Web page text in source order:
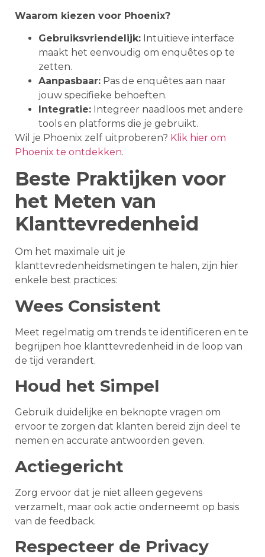
Waarom kiezen voor Phoenix?
Gebruiksvriendelijk: Intuïtieve interface
maakt het eenvoudig om enquêtes op te
zetten.
Aanpasbaar: Pas de enquêtes aan naar
jouw specifieke behoeften.
Integratie: Integreer naadloos met andere
tools en platforms die je gebruikt.
Wil je Phoenix zelf uitproberen? Klik hier om
Phoenix te ontdekken.
Beste Praktijken voor
het Meten van
Klanttevredenheid
Om het maximale uit je
klanttevredenheidsmetingen te halen, zijn hier
enkele best practices:
Wees Consistent
Meet regelmatig om trends te identificeren en te
begrijpen hoe klanttevredenheid in de loop van
de tijd verandert.
Houd het Simpel
Gebruik duidelijke en beknopte vragen om
ervoor te zorgen dat klanten bereid zijn deel te
nemen en accurate antwoorden geven.
Actiegericht
Zorg ervoor dat je niet alleen gegevens
verzamelt, maar ook actie onderneemt op basis
van de feedback.
Respecteer de Privacy